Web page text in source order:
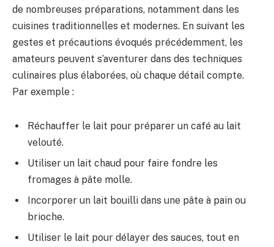
de nombreuses préparations, notamment dans les
cuisines traditionnelles et modernes. En suivant les
gestes et précautions évoqués précédemment, les
amateurs peuvent s’aventurer dans des techniques
culinaires plus élaborées, où chaque détail compte.
Par exemple :
Réchauffer le lait pour préparer un café au lait
velouté.
Utiliser un lait chaud pour faire fondre les
fromages à pâte molle.
Incorporer un lait bouilli dans une pâte à pain ou
brioche.
Utiliser le lait pour délayer des sauces, tout en